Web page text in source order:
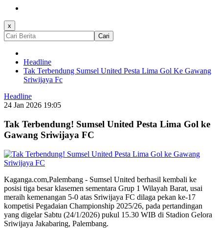
x
Cari
Headline
Tak Terbendung Sumsel United Pesta Lima Gol Ke Gawang
Sriwijaya Fc
Headline
24 Jan 2026 19:05
Tak Terbendung! Sumsel United Pesta Lima Gol ke
Gawang Sriwijaya FC
Kaganga.com,Palembang - Sumsel United berhasil kembali ke
posisi tiga besar klasemen sementara Grup 1 Wilayah Barat, usai
meraih kemenangan 5-0 atas Sriwijaya FC dilaga pekan ke-17
kompetisi Pegadaian Championship 2025/26, pada pertandingan
yang digelar Sabtu (24/1/2026) pukul 15.30 WIB di Stadion Gelora
Sriwijaya Jakabaring, Palembang.